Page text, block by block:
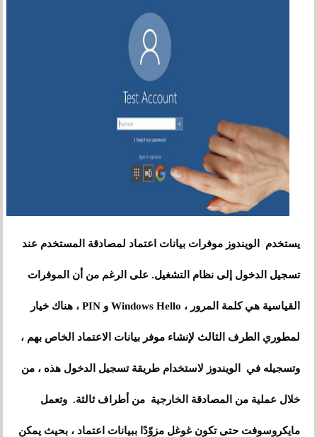
يستخدم الويندوز موفرات بيانات اعتماد لمصادقة المستخدم عند
تسجيل الدخول إلى نظام التشغيل. على الرغم من أن الموفرات
القياسية هي كلمة المرور ، Windows Hello و PIN ، هناك خيار
لمطوري الطرف الثالث لإنشاء موفر بيانات الاعتماد الخاص بهم ،
وتسجيله في الويندوز لاستخدام طريقة تسجيل الدخول هذه ، من
خلال عملية من المصادقة الخارجية من أطراف ثالثة. وتعمل
مايكروسوفت حتى تكون غوغل مزوّدًا ببيانات اعتماد ، بحيث يمكن